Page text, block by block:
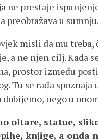
ne prestaje
preobražava u sumnju.
misli da mu treba,
a ne njen cilj. Kada
prostor između
Tu se rađa spoznaja
dobijemo, nego u
oltare, statue,
knjige, a onda